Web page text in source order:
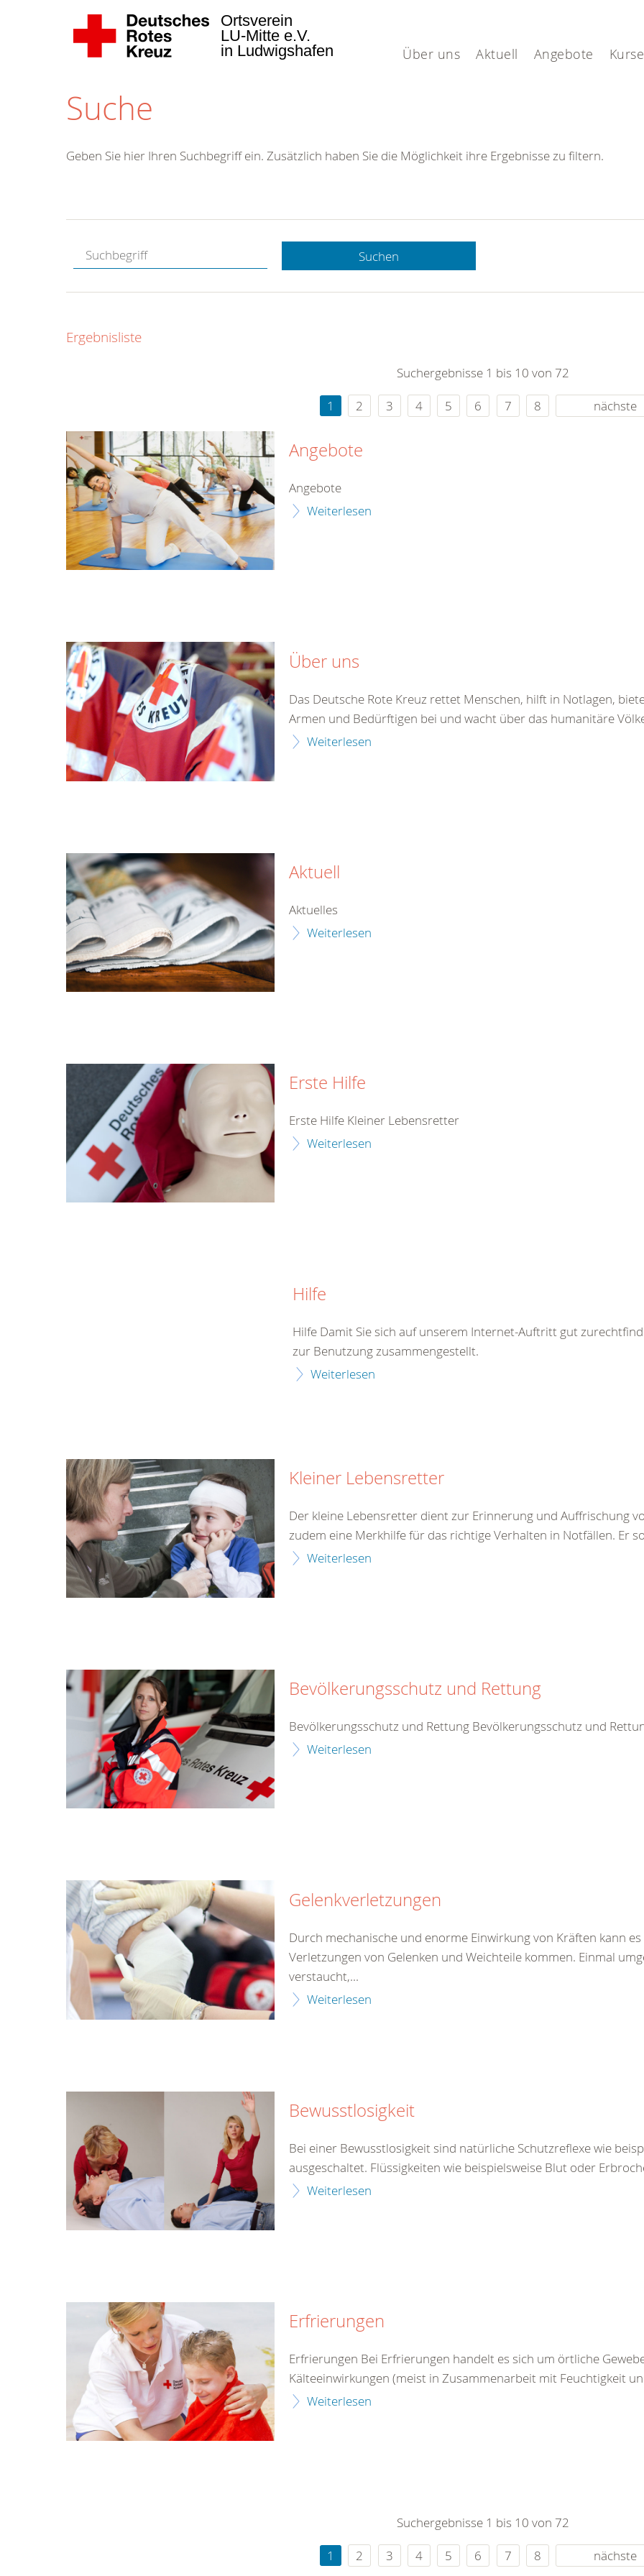
Über uns Aktuell Angebote Kurse
Ortsverein
LU-Mitte e.V.
in Ludwigshafen
Suche
Hotline.
gerne.
rund um die Uhr
Geben Sie hier Ihren Suchbegriff ein. Zusätzlich haben Sie die Möglichkeit ihre Ergebnisse zu filtern.
Suchen
Ergebnisliste
Suchergebnisse 1 bis 10 von 72
1
2 3 4 5 6 7 8 nächste
Angebote
Angebote
Weiterlesen
Über uns
Das Deutsche Rote Kreuz rettet Menschen, hilft in Notlagen,
Armen und Bedürftigen bei und wacht über das humanitäre
Weiterlesen
Aktuell
Aktuelles
Weiterlesen
Erste Hilfe
Erste Hilfe Kleiner Lebensretter
Weiterlesen
Hilfe
Hilfe Damit Sie sich auf unserem Internet-Auftritt gut
zur Benutzung zusammengestellt.
Weiterlesen
Kleiner Lebensretter
Der kleine Lebensretter dient zur Erinnerung und Auffrischung
zudem eine Merkhilfe für das richtige Verhalten in Notfällen. Er
Weiterlesen
Bevölkerungsschutz und Rettung
Bevölkerungsschutz und Rettung Bevölkerungsschutz und
Weiterlesen
Gelenkverletzungen
Durch mechanische und enorme Einwirkung von Kräften kann
Verletzungen von Gelenken und Weichteile kommen. Einmal
verstaucht,...
Weiterlesen
Bewusstlosigkeit
Bei einer Bewusstlosigkeit sind natürliche Schutzreflexe wie
ausgeschaltet. Flüssigkeiten wie beispielsweise Blut oder
Weiterlesen
Erfrierungen
Erfrierungen Bei Erfrierungen handelt es sich um örtliche
Kälteeinwirkungen (meist in Zusammenarbeit mit Feuchtigkeit
Weiterlesen
Suchergebnisse 1 bis 10 von 72
1
2 3 4 5 6 7 8 nächste